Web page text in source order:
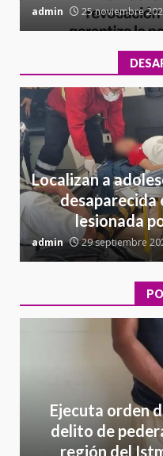
admin 25 noviembre
Localizan a
desaparecida
lesionada
admin 29 septiembre
Ejecuta orden
delito de
región del